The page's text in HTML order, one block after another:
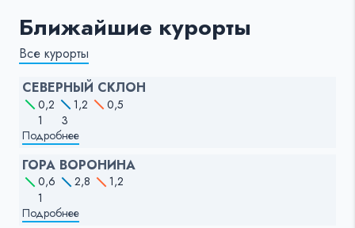
Ближайшие курорты
Все курорты
СЕВЕРНЫЙ СКЛОН
0,2 1,2
0,5
1
3
Подробнее
ГОРА ВОРОНИНА
0,6 2,8
1,2
1
Подробнее